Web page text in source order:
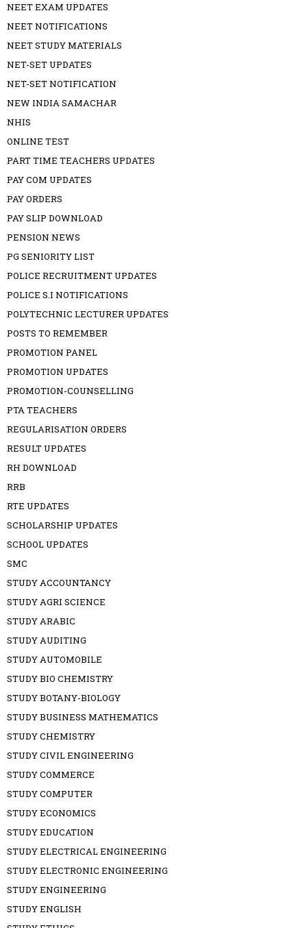
NEET EXAM UPDATES
NEET NOTIFICATIONS
NEET STUDY MATERIALS
NET-SET UPDATES
NET-SET NOTIFICATION
NEW INDIA SAMACHAR
NHIS
ONLINE TEST
PART TIME TEACHERS UPDATES
PAY COM UPDATES
PAY ORDERS
PAY SLIP DOWNLOAD
PENSION NEWS
PG SENIORITY LIST
POLICE RECRUITMENT UPDATES
POLICE S.I NOTIFICATIONS
POLYTECHNIC LECTURER UPDATES
POSTS TO REMEMBER
PROMOTION PANEL
PROMOTION UPDATES
PROMOTION-COUNSELLING
PTA TEACHERS
REGULARISATION ORDERS
RESULT UPDATES
RH DOWNLOAD
RRB
RTE UPDATES
SCHOLARSHIP UPDATES
SCHOOL UPDATES
SMC
STUDY ACCOUNTANCY
STUDY AGRI SCIENCE
STUDY ARABIC
STUDY AUDITING
STUDY AUTOMOBILE
STUDY BIO CHEMISTRY
STUDY BOTANY-BIOLOGY
STUDY BUSINESS MATHEMATICS
STUDY CHEMISTRY
STUDY CIVIL ENGINEERING
STUDY COMMERCE
STUDY COMPUTER
STUDY ECONOMICS
STUDY EDUCATION
STUDY ELECTRICAL ENGINEERING
STUDY ELECTRONIC ENGINEERING
STUDY ENGINEERING
STUDY ENGLISH